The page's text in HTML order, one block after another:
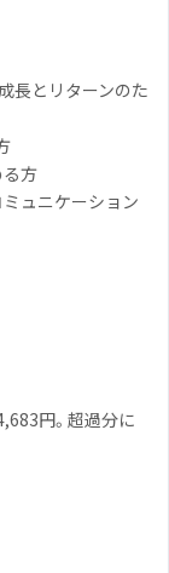
長とリターンのた
る方
ミュニケーション
円。超過分に